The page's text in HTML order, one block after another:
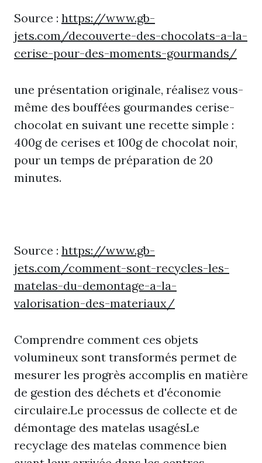
Source : https://www.gb-
jets.com/decouverte-des-chocolats-a-la-
cerise-pour-des-moments-gourmands/
une présentation originale, réalisez vous-
même des bouffées gourmandes cerise-
chocolat en suivant une recette simple :
400g de cerises et 100g de chocolat noir,
pour un temps de préparation de 20
minutes.
Source : https://www.gb-
jets.com/comment-sont-recycles-les-
matelas-du-demontage-a-la-
valorisation-des-materiaux/
Comprendre comment ces objets
volumineux sont transformés permet de
mesurer les progrès accomplis en matière
de gestion des déchets et d'économie
circulaire.Le processus de collecte et de
démontage des matelas usagésLe
recyclage des matelas commence bien